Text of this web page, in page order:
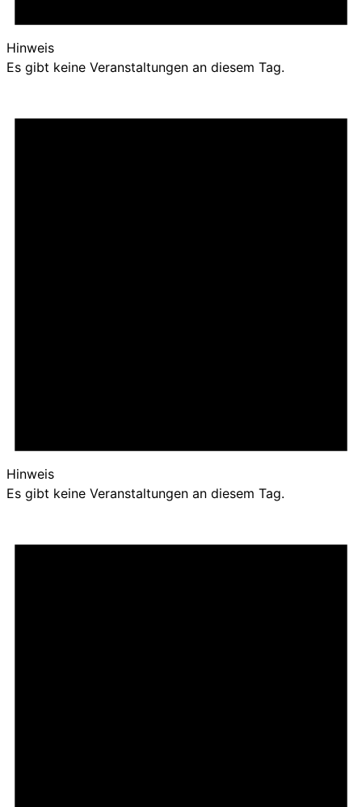
Hinweis
Es gibt keine Veranstaltungen an diesem Tag.
Hinweis
Es gibt keine Veranstaltungen an diesem Tag.